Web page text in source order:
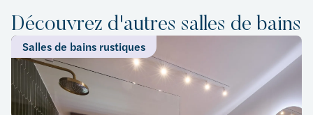
Découvrez d'autres salles de bains
Salles de bains rustiques